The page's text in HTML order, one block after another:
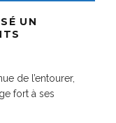
UN
de l’entourer,
fort à ses